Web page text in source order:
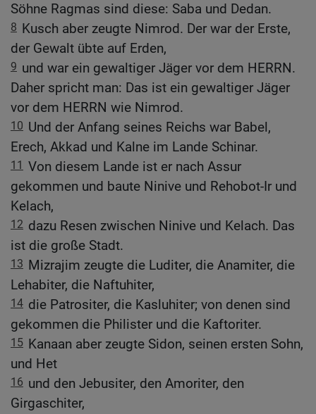
Söhne Ragmas sind diese: Saba und Dedan.
8 Kusch aber zeugte Nimrod. Der war der Erste,
der Gewalt übte auf Erden,
9 und war ein gewaltiger Jäger vor dem HERRN.
Daher spricht man: Das ist ein gewaltiger Jäger
vor dem HERRN wie Nimrod.
10 Und der Anfang seines Reichs war Babel,
Erech, Akkad und Kalne im Lande Schinar.
11 Von diesem Lande ist er nach Assur
gekommen und baute Ninive und Rehobot-Ir und
Kelach,
12 dazu Resen zwischen Ninive und Kelach. Das
ist die große Stadt.
13 Mizrajim zeugte die Luditer, die Anamiter, die
Lehabiter, die Naftuhiter,
14 die Patrositer, die Kasluhiter; von denen sind
gekommen die Philister und die Kaftoriter.
15 Kanaan aber zeugte Sidon, seinen ersten Sohn,
und Het
16 und den Jebusiter, den Amoriter, den
Girgaschiter,